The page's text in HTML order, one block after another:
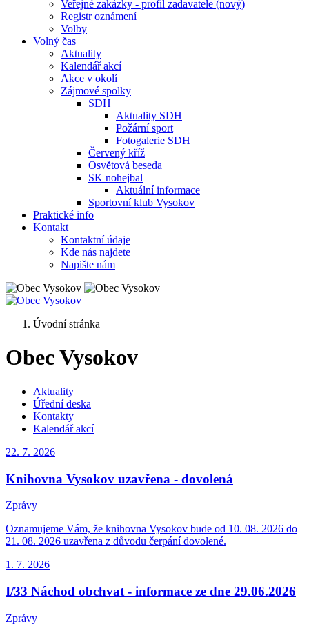
Veřejné zakázky - profil zadavatele (nový)
Registr oznámení
Volby
Volný čas
Aktuality
Kalendář akcí
Akce v okolí
Zájmové spolky
SDH
Aktuality SDH
Požární sport
Fotogalerie SDH
Červený kříž
Osvětová beseda
SK nohejbal
Aktuální informace
Sportovní klub Vysokov
Praktické info
Kontakt
Kontaktní údaje
Kde nás najdete
Napište nám
Úvodní stránka
Obec Vysokov
Aktuality
Úřední deska
Kontakty
Kalendář akcí
22. 7. 2026
Knihovna Vysokov uzavřena - dovolená
Zprávy
Oznamujeme Vám, že knihovna Vysokov bude od 10. 08. 2026 do
21. 08. 2026 uzavřena z důvodu čerpání dovolené.
1. 7. 2026
I/33 Náchod obchvat - informace ze dne 29.06.2026
Zprávy